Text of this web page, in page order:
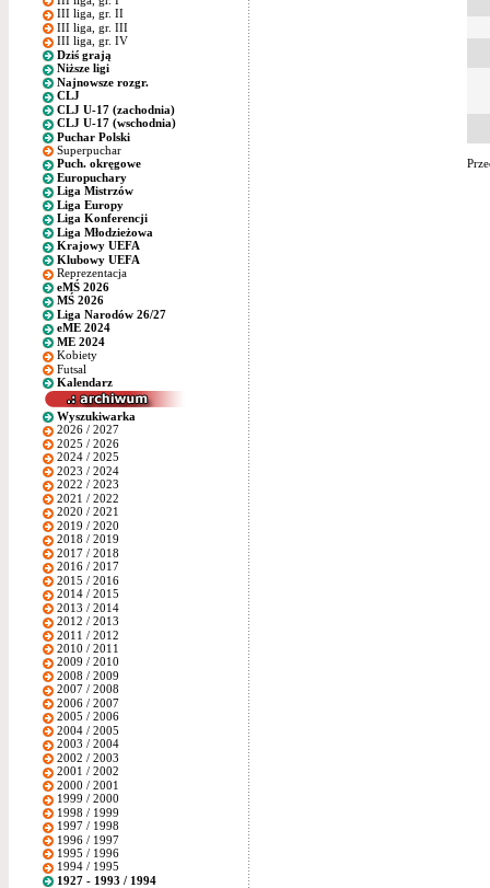
III liga, gr. II
III liga, gr. III
III liga, gr. IV
Dziś grają
Niższe ligi
Najnowsze rozgr.
CLJ
CLJ U-17 (zachodnia)
CLJ U-17 (wschodnia)
Puchar Polski
Superpuchar
Puch. okręgowe
Europuchary
Liga Mistrzów
Liga Europy
Liga Konferencji
Liga Młodzieżowa
Krajowy UEFA
Klubowy UEFA
Reprezentacja
eMŚ 2026
MŚ 2026
Liga Narodów 26/27
eME 2024
ME 2024
Kobiety
Futsal
Kalendarz
Wyszukiwarka
2026 / 2027
2025 / 2026
2024 / 2025
2023 / 2024
2022 / 2023
2021 / 2022
2020 / 2021
2019 / 2020
2018 / 2019
2017 / 2018
2016 / 2017
2015 / 2016
2014 / 2015
2013 / 2014
2012 / 2013
2011 / 2012
2010 / 2011
2009 / 2010
2008 / 2009
2007 / 2008
2006 / 2007
2005 / 2006
2004 / 2005
2003 / 2004
2002 / 2003
2001 / 2002
2000 / 2001
1999 / 2000
1998 / 1999
1997 / 1998
1996 / 1997
1995 / 1996
1994 / 1995
1927 - 1993 / 1994